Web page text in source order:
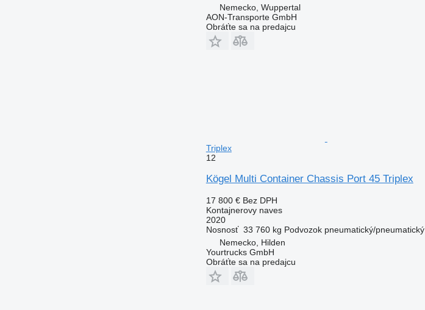
Nemecko, Wuppertal
AON-Transporte GmbH
Obráťte sa na predajcu
Triplex
12
Kögel Multi Container Chassis Port 45 Triplex
17 800 € Bez DPH
Kontajnerovy naves
2020
Nosnosť 33 760 kg Podvozok pneumatický/pneumatický
Nemecko, Hilden
Yourtrucks GmbH
Obráťte sa na predajcu